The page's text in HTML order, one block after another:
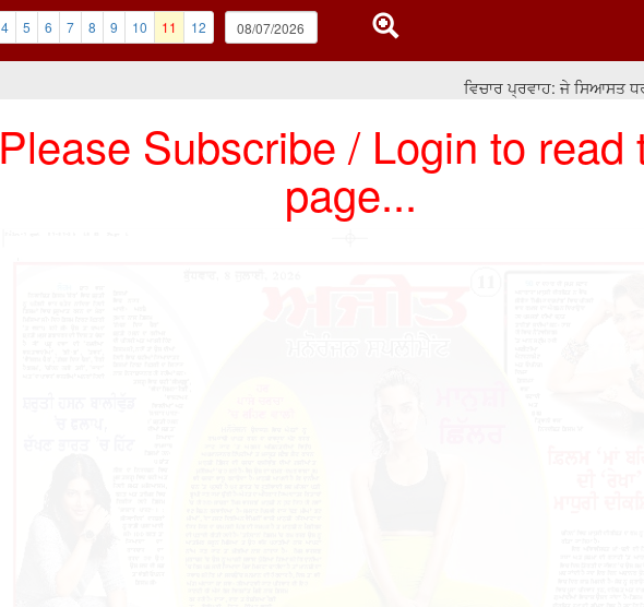
4 5 6 7 8 9 10 11 12
ਵਿਚਾਰ ਪ੍ਰਵਾਹ: ਜੇ ਸਿਆਸਤ
Please Subscribe / Login to read
page...